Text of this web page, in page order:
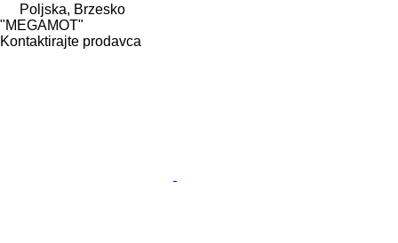
Poljska, Brzesko
"MEGAMOT"
Kontaktirajte prodavca